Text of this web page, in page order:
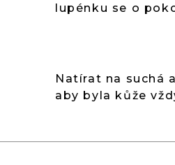
lupénku se o
Natírat na suchá
aby byla kůže